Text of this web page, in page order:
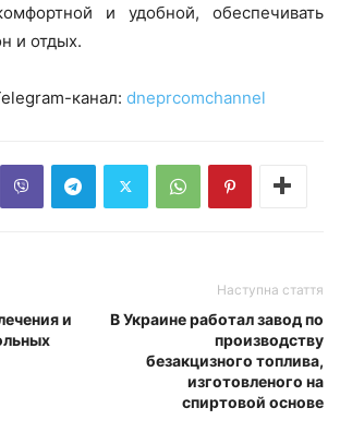
и удобной, обеспечивать
и отдых.
канал: dneprcomchannel
и
Наступна стаття
В Украине работал завод по
производству
безакцизного топлива,
изготовленого на
спиртовой основе